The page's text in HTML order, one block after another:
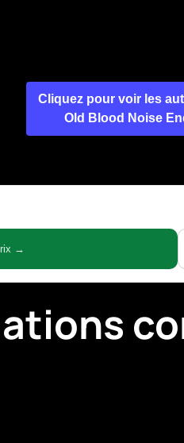
Cliquez pour voir les
Old Blood Noise
→